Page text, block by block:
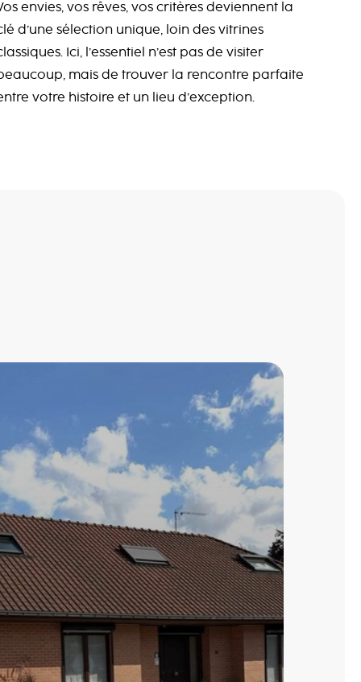
envies, vos rêves, vos critères deviennent la
d’une sélection unique, loin des vitrines
Ici, l’essentiel n’est pas de visiter
mais de trouver la rencontre parfaite
votre histoire et un lieu d’exception.